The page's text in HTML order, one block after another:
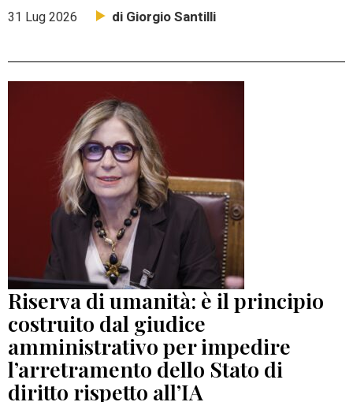
31 Lug 2026 di Giorgio Santilli
Riserva di umanità: è il principio
costruito dal giudice
amministrativo per impedire
l’arretramento dello Stato di
diritto rispetto all’IA